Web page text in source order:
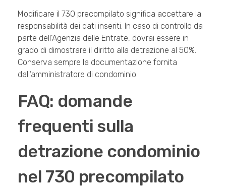
Modificare il 730 precompilato significa accettare la
responsabilità dei dati inseriti. In caso di controllo da
parte dell’Agenzia delle Entrate, dovrai essere in
grado di dimostrare il diritto alla detrazione al 50%.
Conserva sempre la documentazione fornita
dall’amministratore di condominio.
FAQ: domande
frequenti sulla
detrazione condominio
nel 730 precompilato